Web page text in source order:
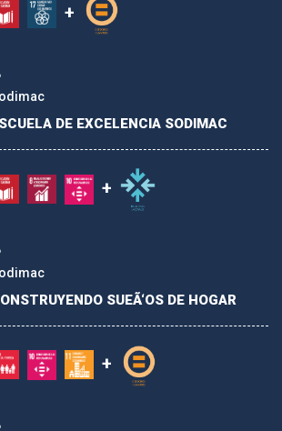
+
DE EXCELENCIA SODIMAC
+
SUEÃ‘OS DE HOGAR
+